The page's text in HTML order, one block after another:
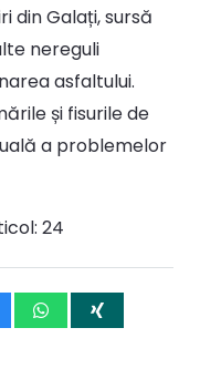
din Galați, sursă
nereguli
asfaltului.
și fisurile de
a problemelor
24